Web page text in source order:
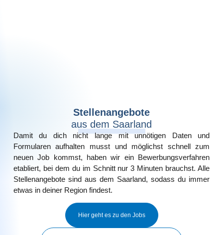
Stellenangebote
aus dem Saarland
Damit du dich nicht lange mit unnötigen Daten und
Formularen aufhalten musst und möglichst schnell zum
neuen Job kommst, haben wir ein Bewerbungsverfahren
etabliert, bei dem du im Schnitt nur 3 Minuten brauchst. Alle
Stellenangebote sind aus dem Saarland, sodass du immer
etwas in deiner Region findest.
Hier geht es zu den Jobs